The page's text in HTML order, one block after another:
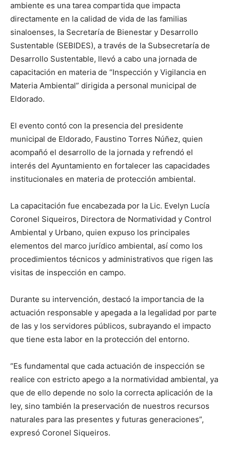
ambiente es una tarea compartida que impacta
directamente en la calidad de vida de las familias
sinaloenses, la Secretaría de Bienestar y Desarrollo
Sustentable (SEBIDES), a través de la Subsecretaría de
Desarrollo Sustentable, llevó a cabo una jornada de
capacitación en materia de “Inspección y Vigilancia en
Materia Ambiental” dirigida a personal municipal de
Eldorado.
El evento contó con la presencia del presidente
municipal de Eldorado, Faustino Torres Núñez, quien
acompañó el desarrollo de la jornada y refrendó el
interés del Ayuntamiento en fortalecer las capacidades
institucionales en materia de protección ambiental.
La capacitación fue encabezada por la Lic. Evelyn Lucía
Coronel Siqueiros, Directora de Normatividad y Control
Ambiental y Urbano, quien expuso los principales
elementos del marco jurídico ambiental, así como los
procedimientos técnicos y administrativos que rigen las
visitas de inspección en campo.
Durante su intervención, destacó la importancia de la
actuación responsable y apegada a la legalidad por parte
de las y los servidores públicos, subrayando el impacto
que tiene esta labor en la protección del entorno.
“Es fundamental que cada actuación de inspección se
realice con estricto apego a la normatividad ambiental, ya
que de ello depende no solo la correcta aplicación de la
ley, sino también la preservación de nuestros recursos
naturales para las presentes y futuras generaciones”,
expresó Coronel Siqueiros.